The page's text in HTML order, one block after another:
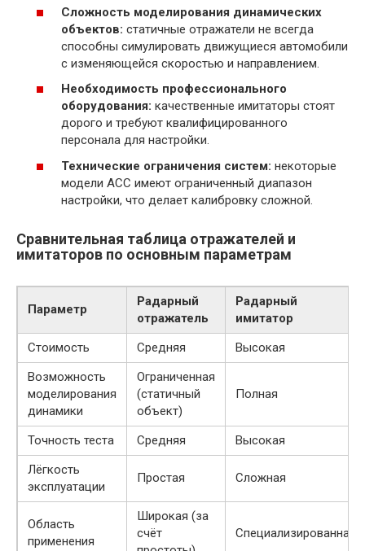
Сложность моделирования динамических
объектов: статичные отражатели не всегда
способны симулировать движущиеся автомобили
с изменяющейся скоростью и направлением.
Необходимость профессионального
оборудования: качественные имитаторы стоят
дорого и требуют квалифицированного
персонала для настройки.
Технические ограничения систем: некоторые
модели ACC имеют ограниченный диапазон
настройки, что делает калибровку сложной.
Сравнительная таблица отражателей и
имитаторов по основным параметрам
Параметр
Радарный
отражатель
Радарный
имитатор
Стоимость
Средняя
Высокая
Возможность
моделирования
динамики
Ограниченная
(статичный
объект)
Полная
Точность теста Средняя
Высокая
Лёгкость
эксплуатации
Простая Сложная
Область
применения
Широкая (за
счёт
Специализированная